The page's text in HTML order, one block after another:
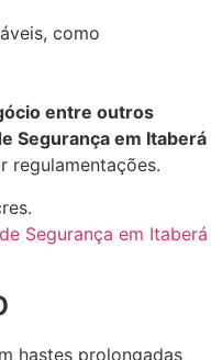
como
entre outros
Segurança em Itaberá
regulamentações.
Segurança em Itaberá